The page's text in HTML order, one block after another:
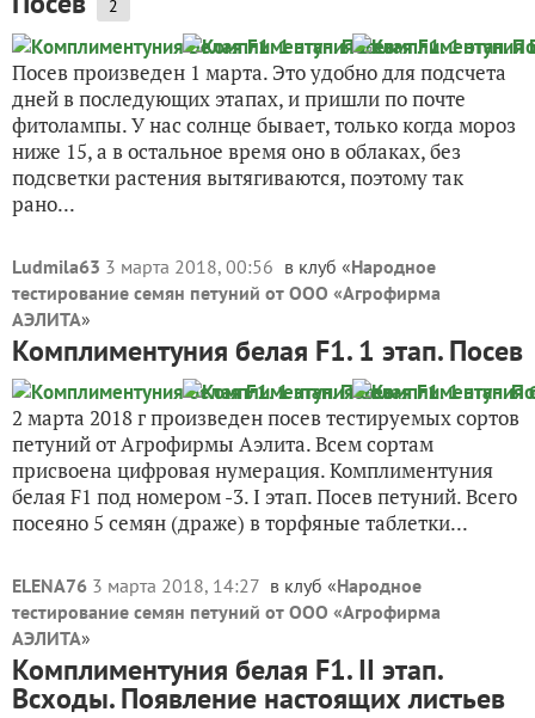
2
Посев произведен 1 марта. Это удобно для подсчета
дней в последующих этапах, и пришли по почте
фитолампы. У нас солнце бывает, только когда мороз
ниже 15, а в остальное время оно в облаках, без
подсветки растения вытягиваются, поэтому так
рано...
Ludmila63 3 марта 2018, 00:56 в клуб «Народное
тестирование семян петуний от ООО «Агрофирма
АЭЛИТА»
Комплиментуния белая F1. 1 этап. Посев
2 марта 2018 г произведен посев тестируемых сортов
петуний от Агрофирмы Аэлита. Всем сортам
присвоена цифровая нумерация. Комплиментуния
белая F1 под номером -3. I этап. Посев петуний. Всего
посеяно 5 семян (драже) в торфяные таблетки...
ELENA76 3 марта 2018, 14:27 в клуб «Народное
тестирование семян петуний от ООО «Агрофирма
АЭЛИТА»
Комплиментуния белая F1. II этап.
Всходы. Появление настоящих листьев